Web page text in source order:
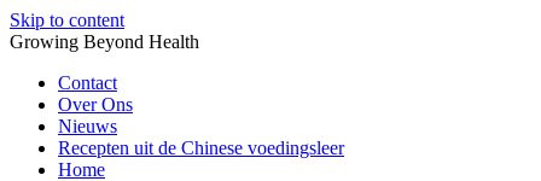
Skip to content
Growing Beyond Health
Contact
Over Ons
Nieuws
Recepten uit de Chinese voedingsleer
Home